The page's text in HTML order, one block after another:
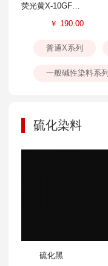
荧光黄X-10GFF 300%
￥ 190.00
普通X系列
一般碱性染料系列
硫化染料
硫化黑